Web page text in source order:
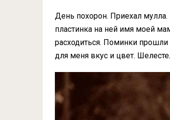
День похорон. Приехал
пластинка на ней имя моей
расходиться. Поминки
для меня вкус и цвет.